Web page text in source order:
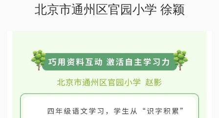
北京市通州区官园小学 徐颖